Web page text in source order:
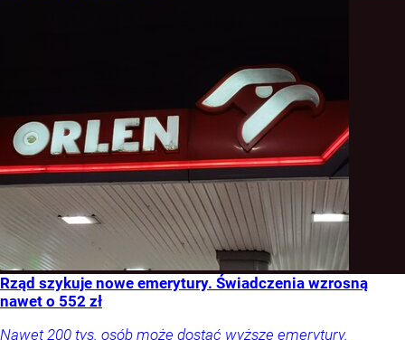
Rząd szykuje nowe emerytury. Świadczenia wzrosną
nawet o 552 zł
Nawet 200 tys. osób może dostać wyższe emerytury.